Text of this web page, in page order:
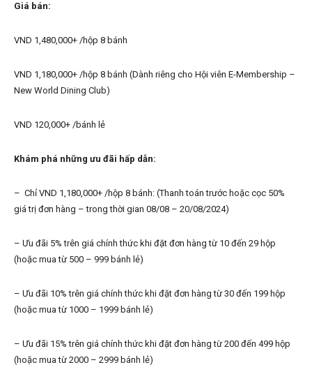
Giá bán:
VND 1,480,000+ /hộp 8 bánh
VND 1,180,000+ /hộp 8 bánh (Dành riêng cho Hội viên E-Membership –
New World Dining Club)
VND 120,000+ /bánh lẻ
Khám phá những ưu đãi hấp dẫn:
– Chỉ VND 1,180,000+ /hộp 8 bánh: (Thanh toán trước hoặc cọc 50%
giá trị đơn hàng – trong thời gian 08/08 – 20/08/2024)
– Ưu đãi 5% trên giá chính thức khi đặt đơn hàng từ 10 đến 29 hộp
(hoặc mua từ 500 – 999 bánh lẻ)
– Ưu đãi 10% trên giá chính thức khi đặt đơn hàng từ 30 đến 199 hộp
(hoặc mua từ 1000 – 1999 bánh lẻ)
– Ưu đãi 15% trên giá chính thức khi đặt đơn hàng từ 200 đến 499 hộp
(hoặc mua từ 2000 – 2999 bánh lẻ)